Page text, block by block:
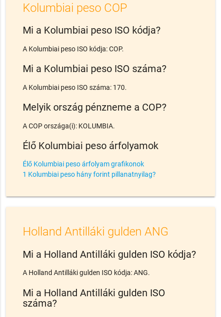
Kolumbiai peso COP
Mi a Kolumbiai peso ISO kódja?
A Kolumbiai peso ISO kódja: COP.
Mi a Kolumbiai peso ISO száma?
A Kolumbiai peso ISO száma: 170.
Melyik ország pénzneme a COP?
A COP országa(i): KOLUMBIA.
Élő Kolumbiai peso árfolyamok
Élő Kolumbiai peso árfolyam grafikonok
1 Kolumbiai peso hány forint pillanatnyilag?
Holland Antilláki gulden ANG
Mi a Holland Antilláki gulden ISO kódja?
A Holland Antilláki gulden ISO kódja: ANG.
Mi a Holland Antilláki gulden ISO
száma?